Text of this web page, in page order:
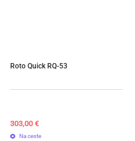
Roto Quick RQ-53
303,00 €
Na ceste